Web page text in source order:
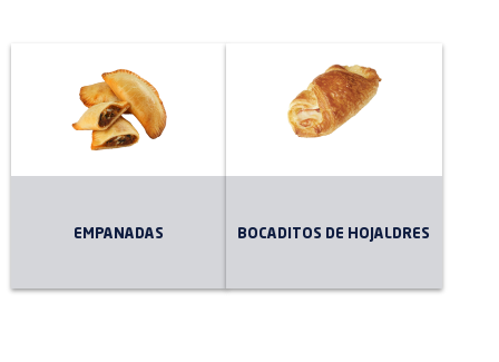
EMPANADAS BOCADITOS DE HOJALDRES